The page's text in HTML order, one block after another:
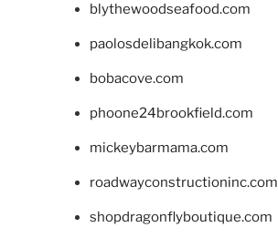
blythewoodseafood.com
paolosdelibangkok.com
bobacove.com
phoone24brookfield.com
mickeybarmama.com
roadwayconstructioninc.com
shopdragonflyboutique.com